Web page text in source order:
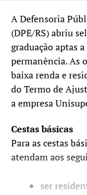
A Defensoria
(DPE/RS) abriu
graduação aptas
permanência. As
baixa renda e
do Termo de
a empresa
Cestas básicas
Para as cestas
atendam aos
ser